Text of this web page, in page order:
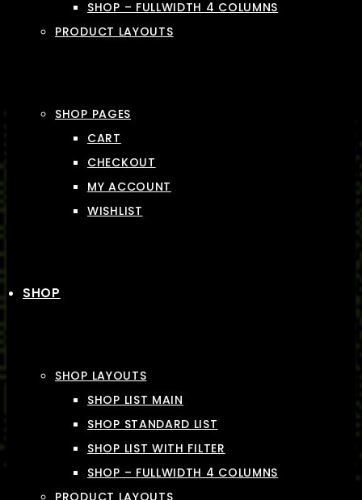
SHOP – FULLWIDTH 4 COLUMNS
PRODUCT LAYOUTS
SHOP PAGES
CART
CHECKOUT
MY ACCOUNT
WISHLIST
SHOP
SHOP LAYOUTS
SHOP LIST MAIN
SHOP STANDARD LIST
SHOP LIST WITH FILTER
SHOP – FULLWIDTH 4 COLUMNS
PRODUCT LAYOUTS